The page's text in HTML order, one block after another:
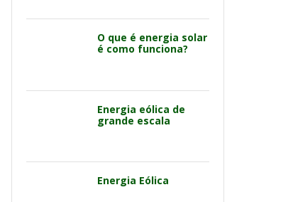
O que é energia solar
é como funciona?
Energia eólica de
grande escala
Energia Eólica